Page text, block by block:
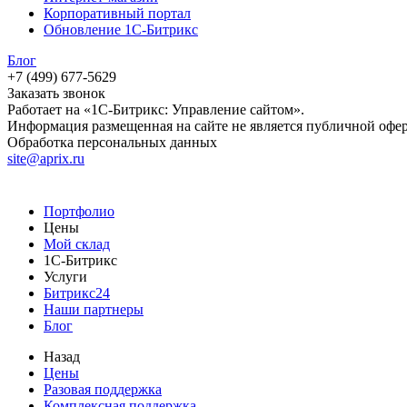
Корпоративный портал
Обновление 1С-Битрикс
Блог
+7 (499) 677-5629
Заказать звонок
Работает на «1С-Битрикс: Управление сайтом».
Информация размещенная на сайте не является публичной
Обработка персональных данных
site@aprix.ru
Портфолио
Цены
Мой склад
1С-Битрикс
Услуги
Битрикс24
Наши партнеры
Блог
Назад
Цены
Разовая поддержка